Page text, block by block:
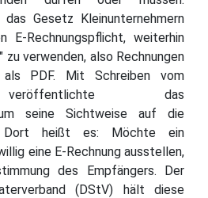
Gesetz Kleinunternehmern
E-Rechnungspflicht, weiterhin
zu verwenden, also Rechnungen
PDF. Mit Schreiben vom
das
seine Sichtweise auf die
Dort heißt es: Möchte ein
eine E-Rechnung ausstellen,
des Empfängers. Der
(DStV) hält diese